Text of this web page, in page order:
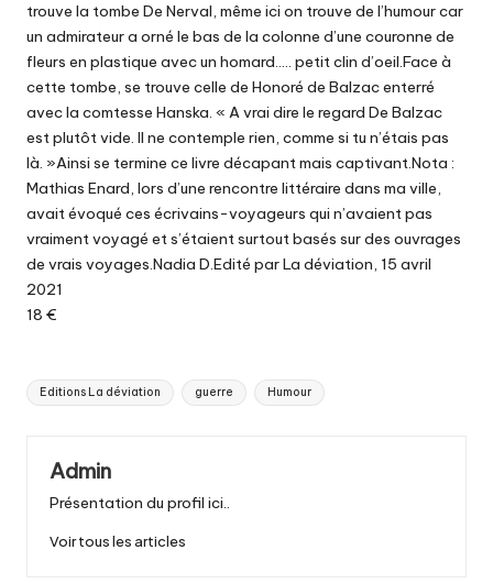
trouve la tombe De Nerval, même ici on trouve de l’humour car
un admirateur a orné le bas de la colonne d’une couronne de
fleurs en plastique avec un homard….. petit clin d’oeil.Face à
cette tombe, se trouve celle de Honoré de Balzac enterré
avec la comtesse Hanska. « A vrai dire le regard De Balzac
est plutôt vide. Il ne contemple rien, comme si tu n’étais pas
là. »Ainsi se termine ce livre décapant mais captivant.Nota :
Mathias Enard, lors d’une rencontre littéraire dans ma ville,
avait évoqué ces écrivains-voyageurs qui n’avaient pas
vraiment voyagé et s’étaient surtout basés sur des ouvrages
de vrais voyages.Nadia D.Edité par La déviation, 15 avril
2021
18 €
Tags:
Editions La déviation guerre Humour
Admin
Présentation du profil ici..
Voir tous les articles